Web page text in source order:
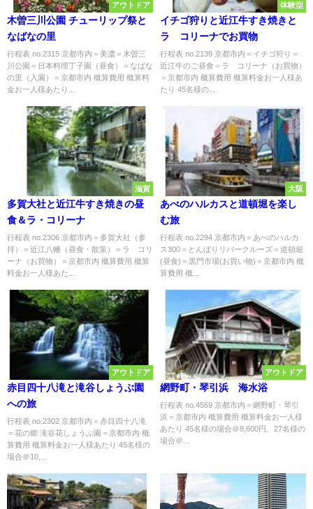
アウトドア
木曽三川公園 チューリップ祭と
なばなの里
行程表 no.2315 京都市内＝美濃＝木曽三
川公園＝日本料理丁子園（昼食）＝なばな
の里（入園）＝京都市内 概算費用 概算料
金お一人様あたり...
体験型
イチゴ狩りと近江牛すき焼きと
ラ コリーナでお買物
行程表 no.2139 京都市内＝イチゴ狩り＝
近江牛のご昼食＝ラ コリーナ（お買物）
＝京都市内 概算費用 概算料金お一人様あ
たり 45名様の...
滋賀
多賀大社と近江牛すき焼きの昼
食＆ラ・コリーナ
行程表 no.2306 京都市内＝多賀大社（参
拝）＝近江八幡（昼食・散策）＝ラ コリ
ーナ（お買物）＝京都市内 概算費用 概算
料金お一人様あた...
大阪
あべのハルカスと道頓堀を楽し
む旅
行程表 no.2294 京都市内＝あべのハルカ
ス300＝とんぼりリバークルーズ＝道頓堀
(昼食)＝黒門市場(お買い物)＝京都市内 概
算費用 概...
アウトドア
赤目四十八滝と滝谷しょうぶ園
への旅
行程表 no.2302 京都市内＝赤目四十八滝
＝花の郷 滝谷花しょうぶ園＝京都市内 概
算費用 概算料金お一人様あたり 45名様の
場合＠10,...
アウトドア
網野町・琴引浜 海水浴
行程表 no.4569 京都市内＝網野町・琴引
浜＝京都市内 概算費用 概算料金お一人様
あたり 45名様の場合＠8,600円、27名様の
場合＠...